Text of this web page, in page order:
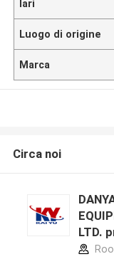
lari
Luogo di origine
Marca
Circa noi
LTD.